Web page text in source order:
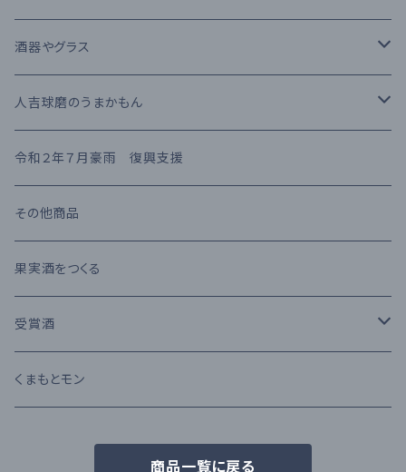
果実酒
梅酒
熊本県産 日本酒
繊月酒造
高田酒造場
高橋酒造
堤酒造
恒松酒造
豊永酒造
鳥飼酒造
キャラクタータイプ
樽熟成
長期熟成古酒 3年以上
長期熟成古酒 10年以上
受賞酒
アルコール度数 30%以上
アルコール度数 20%未満
アルコール度数 25%前後
吟醸酒
芋焼酎
麦焼酎
ウイスキー
ブランデー
カクテル
ワイン
酒器やグラス
RIEDEL
KIHARA
人吉球磨のうまかもん
お茶・飲み物
味噌・醤油・調味料
お菓子
お酒のおつまみ
令和２年７月豪雨 復興支援
その他商品
果実酒をつくる
受賞酒
Kura Master 2023
くまもとモン
商品一覧に戻る